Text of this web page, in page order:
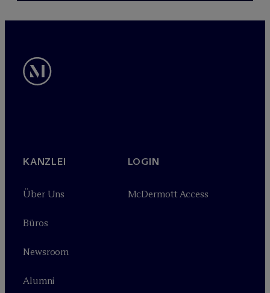
KANZLEI
Über Uns
Büros
Newsroom
Alumni
LOGIN
McDermott Access